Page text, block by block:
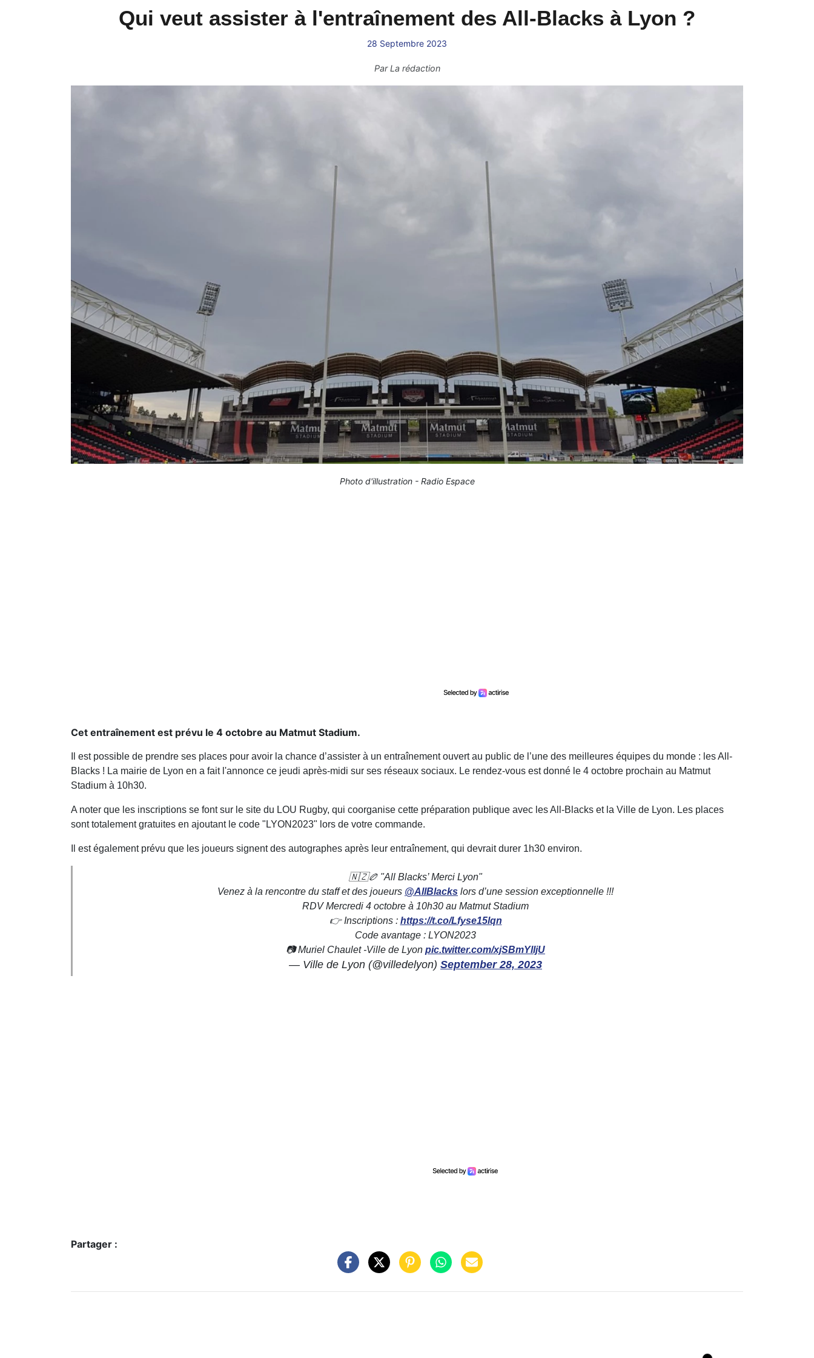
Qui veut assister à l'entraînement des All-Blacks à Lyon ?
28 Septembre 2023
ParLa rédaction
Photo d'illustration - Radio Espace
Cet entraînement est prévu le 4 octobre au Matmut Stadium.
Il est possible de prendre ses places pour avoir la chance d’assister à un entraînement ouvert au public de l’une des meilleures équipes du monde : les All-
Blacks ! La mairie de Lyon en a fait l'annonce ce jeudi après-midi sur ses réseaux sociaux. Le rendez-vous est donné le 4 octobre prochain au Matmut
Stadium à 10h30.
A noter que les inscriptions se font sur le site du LOU Rugby, qui coorganise cette préparation publique avec les All-Blacks et la Ville de Lyon. Les places
sont totalement gratuites en ajoutant le code "LYON2023" lors de votre commande.
Il est également prévu que les joueurs signent des autographes après leur entraînement, qui devrait durer 1h30 environ.
🇳🇿🏉 "All Blacks’ Merci Lyon"
Venez à la rencontre du staff et des joueurs @AllBlacks lors d’une session exceptionnelle !!!
RDV Mercredi 4 octobre à 10h30 au Matmut Stadium
👉 Inscriptions : https://t.co/Lfyse15lqn
Code avantage : LYON2023
📷 Muriel Chaulet -Ville de Lyon pic.twitter.com/xjSBmYlljU
— Ville de Lyon (@villedelyon) September 28, 2023
Partager :